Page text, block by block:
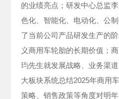
的业绩亮点；研发中心总监
色化、智能化、电动化、公
了当前公司产品研发生产的
义商用车轮胎的长期价值；
玙先生就发展战略、业务渠
大板块系统总结2025年商用
策略、销售政策等角度对明